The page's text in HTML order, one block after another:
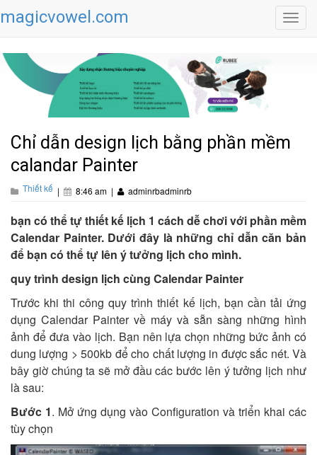
magicvowel.com
Chỉ dẫn design lịch bằng phần mềm
calandar Painter
Thiết kế | 8:46 am | adminrbadminrb
bạn có thể tự thiết kế lịch 1 cách dễ chơi với phần mềm
Calendar Painter. Dưới đây là những chỉ dẫn căn bản
để bạn có thể tự lên ý tưởng lịch cho mình.
quy trình design lịch cùng Calendar Painter
Trước khi thi công quy trình thiết kế lịch, bạn cần tải ứng
dụng Calendar Painter về máy và sẵn sàng những hình
ảnh để đưa vào lịch. Bạn nên lựa chọn những bức ảnh có
dung lượng > 500kb để cho chất lượng in được sắc nét. Và
bây giờ chúng ta sẽ mở đầu các bước lên ý tưởng lịch như
là sau:
Bước 1. Mở ứng dụng vào Configuration và triển khai các
tùy chọn